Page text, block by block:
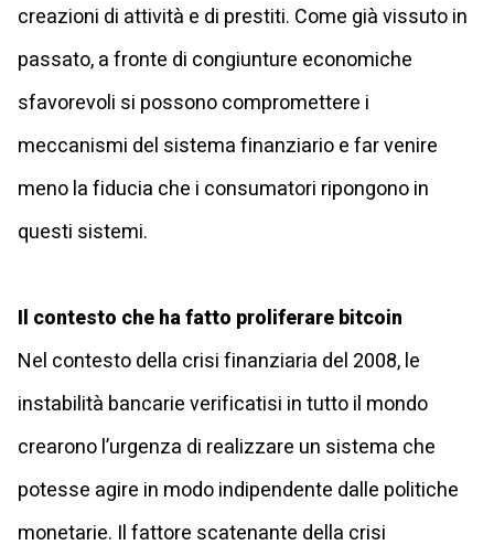
creazioni di attività e di prestiti. Come già vissuto in
passato, a fronte di congiunture economiche
sfavorevoli si possono compromettere i
meccanismi del sistema finanziario e far venire
meno la fiducia che i consumatori ripongono in
questi sistemi.
Il contesto che ha fatto proliferare bitcoin
Nel contesto della crisi finanziaria del 2008, le
instabilità bancarie verificatisi in tutto il mondo
crearono l’urgenza di realizzare un sistema che
potesse agire in modo indipendente dalle politiche
monetarie. Il fattore scatenante della crisi